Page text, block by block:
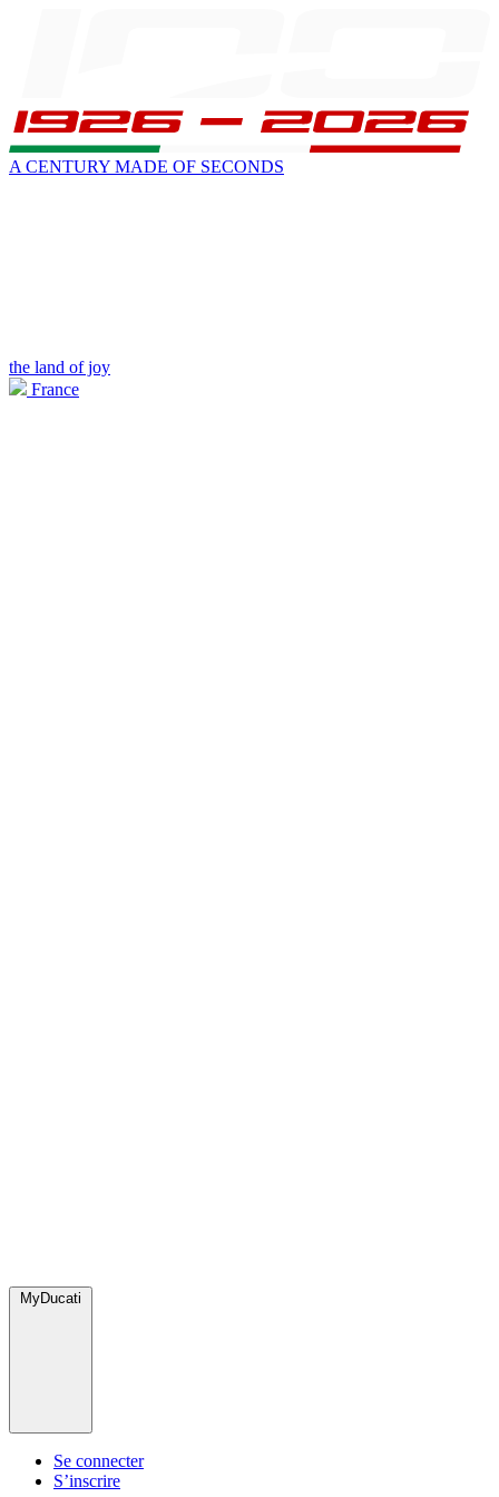
A CENTURY MADE OF SECONDS
the land of joy
France
MyDucati
Se connecter
S’inscrire